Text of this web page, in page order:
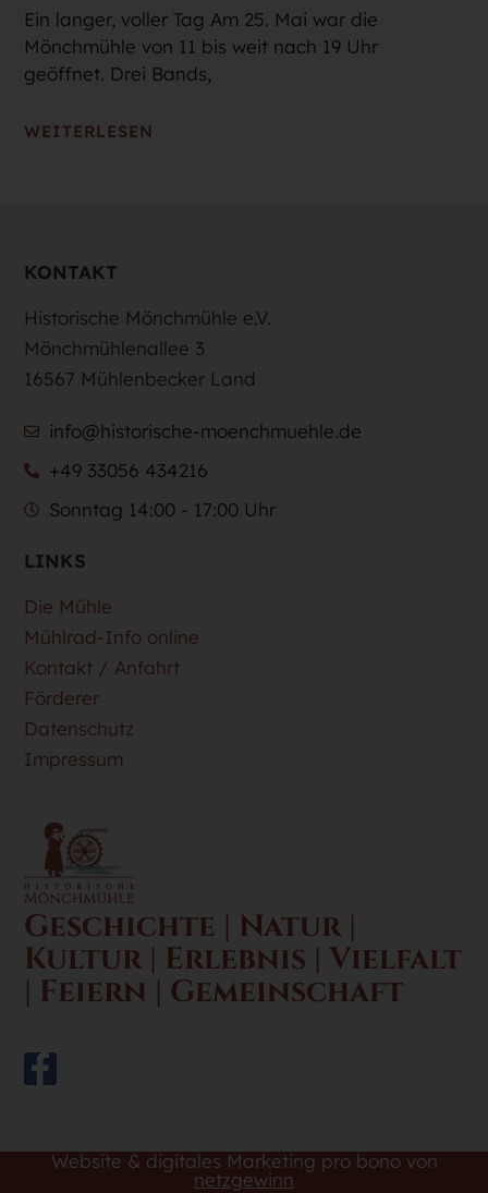
Ein langer, voller Tag Am 25. Mai war die
Mönchmühle von 11 bis weit nach 19 Uhr
geöffnet. Drei Bands,
WEITERLESEN
Geschichte | Natur |
Kultur | Erlebnis | Vielfalt
| Feiern | Gemeinschaft
LINKS
Die Mühle
Mühlrad-Info online
Kontakt / Anfahrt
Förderer
Datenschutz
Impressum
KONTAKT
Historische Mönchmühle e.V.
Mönchmühlenallee 3
16567 Mühlenbecker Land
info@historische-moenchmuehle.de
+49 33056 434216
Sonntag 14:00 - 17:00 Uhr
Website & digitales Marketing pro bono von
netzgewinn